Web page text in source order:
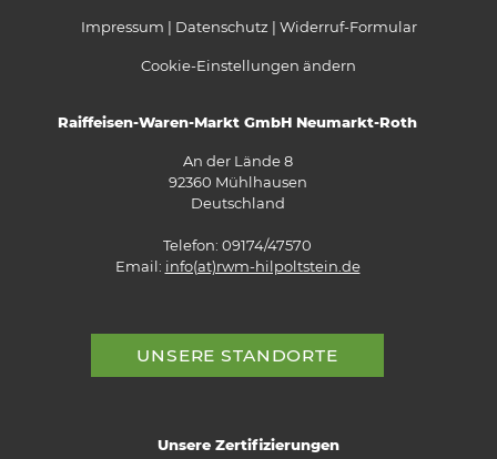
Impressum Datenschutz Widerruf-Formular
Cookie-Einstellungen ändern
Raiffeisen-Waren-Markt GmbH Neumarkt-Roth
An der Lände 8
92360 Mühlhausen
Deutschland
Telefon: 09174/47570
Email: info(at)rwm-hilpoltstein.de
UNSERE STANDORTE
Unsere Zertifizierungen